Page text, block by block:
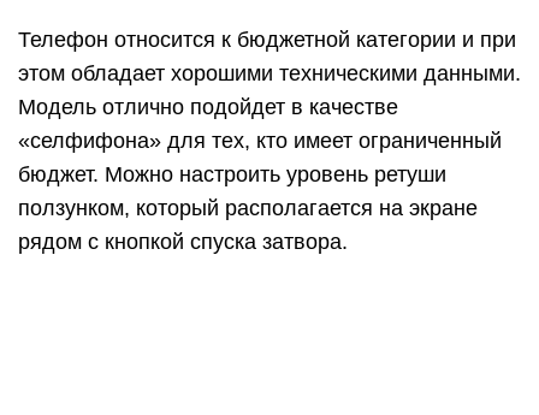
Телефон относится к бюджетной категории и при
этом обладает хорошими техническими данными.
Модель отлично подойдет в качестве
«селфифона» для тех, кто имеет ограниченный
бюджет. Можно настроить уровень ретуши
ползунком, который располагается на экране
рядом с кнопкой спуска затвора.